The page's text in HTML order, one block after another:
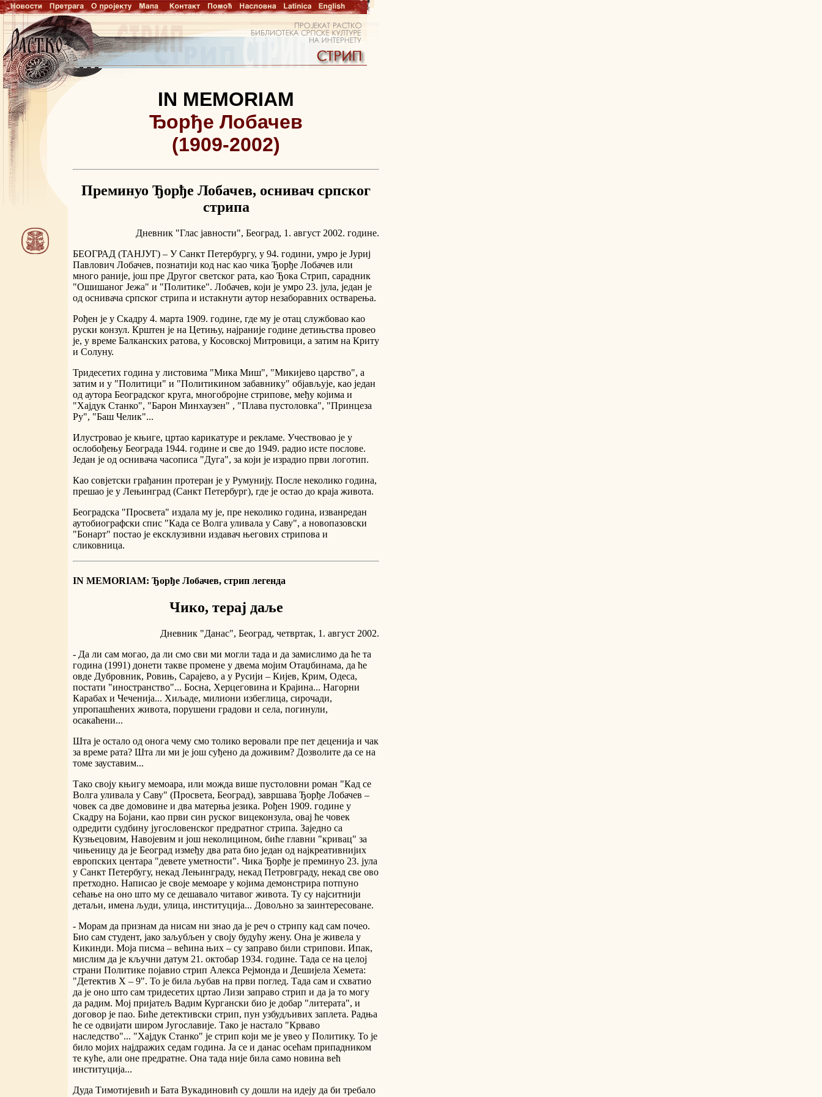
IN MEMORIAM
Ђорђе Лобачев
(1909-2002)
Преминуо Ђорђе Лобачев, оснивач српског
стрипа
Дневник "Глас јавности", Београд, 1. август 2002. године.
БЕОГРАД (ТАНЈУГ) – У Санкт Петербургу, у 94. години, умро је Јуриј
Павлович Лобачев, познатији код нас као чика Ђорђе Лобачев или
много раније, још пре Другог светског рата, као Ђока Стрип, сарадник
"Ошишаног Јежа" и "Политике". Лобачев, који је умро 23. јула, један је
од оснивача српског стрипа и истакнути аутор незаборавних остварења.
Рођен је у Скадру 4. марта 1909. године, где му је отац службовао као
руски конзул. Крштен је на Цетињу, најраније године детињства провео
је, у време Балканских ратова, у Косовској Митровици, а затим на Криту
и Солуну.
Тридесетих година у листовима "Мика Миш", "Микијево царство", а
затим и у "Политици" и "Политикином забавнику" објављује, као један
од аутора Београдског круга, многобројне стрипове, међу којима и
"Хајдук Станко", "Барон Минхаузен" , "Плава пустоловка", "Принцеза
Ру", "Баш Челик"...
Илустровао је књиге, цртао карикатуре и рекламе. Учествовао је у
ослобођењу Београда 1944. године и све до 1949. радио исте послове.
Један је од оснивача часописа "Дуга", за који је израдио први логотип.
Као совјетски грађанин протеран је у Румунију. После неколико година,
прешао је у Лењинград (Санкт Петербург), где је остао до краја живота.
Београдска "Просвета" издала му је, пре неколико година, изванредан
аутобиографски спис "Када се Волга уливала у Саву", а новопазовски
"Бонарт" постао је ексклузивни издавач његових стрипова и
сликовница.
IN MEMORIAM: Ђорђе Лобачев, стрип легенда
Чико, терај даље
Дневник "Данас", Београд, четвртак, 1. август 2002.
- Да ли сам могао, да ли смо сви ми могли тада и да замислимо да ће та
година (1991) донети такве промене у двема мојим Отаџбинама, да ће
овде Дубровник, Ровињ, Сарајево, а у Русији – Кијев, Крим, Одеса,
постати "иностранство"... Босна, Херцеговина и Крајина... Нагорни
Карабах и Чеченија... Хиљаде, милиони избеглица, сирочади,
упропашћених живота, порушени градови и села, погинули,
осакаћени...
Шта је остало од онога чему смо толико веровали пре пет деценија и чак
за време рата? Шта ли ми је још суђено да доживим? Дозволите да се на
томе зауставим...
Тако своју књигу мемоара, или можда више пустоловни роман "Кад се
Волга уливала у Саву" (Просвета, Београд), завршава Ђорђе Лобачев –
човек са две домовине и два матерња језика. Рођен 1909. године у
Скадру на Бојани, као први син руског вицеконзула, овај ће човек
одредити судбину југословенског предратног стрипа. Заједно са
Кузњецовим, Навојевим и још неколицином, биће главни "кривац" за
чињеницу да је Београд између два рата био један од најкреативнијих
европских центара "девете уметности". Чика Ђорђе је преминуо 23. јула
у Санкт Петербугу, некад Лењинграду, некад Петровграду, некад све ово
претходно. Написао је своје мемоаре у којима демонстрира потпуно
сећање на оно што му се дешавало читавог живота. Ту су најситнији
детаљи, имена људи, улица, институција... Довољно за заинтересоване.
- Морам да признам да нисам ни знао да је реч о стрипу кад сам почео.
Био сам студент, јако заљубљен у своју будућу жену. Она је живела у
Кикинди. Моја писма – већина њих – су заправо били стрипови. Ипак,
мислим да је кључни датум 21. октобар 1934. године. Тада се на целој
страни Политике појавио стрип Алекса Рејмонда и Дешијела Хемета:
"Детектив X – 9". То је била љубав на први поглед. Тада сам и схватио
да је оно што сам тридесетих цртао Лизи заправо стрип и да ја то могу
да радим. Мој пријатељ Вадим Кургански био је добар "литерата", и
договор је пао. Биће детективски стрип, пун узбудљивих заплета. Радња
ће се одвијати широм Југославије. Тако је настало "Крваво
наследство"... "Хајдук Станко" је стрип који ме је увео у Политику. То је
било мојих најдражих седам година. Ја се и данас осећам припадником
те куће, али оне предратне. Она тада није била само новина већ
институција...
Дуда Тимотијевић и Бата Вукадиновић су дошли на идеју да би требало